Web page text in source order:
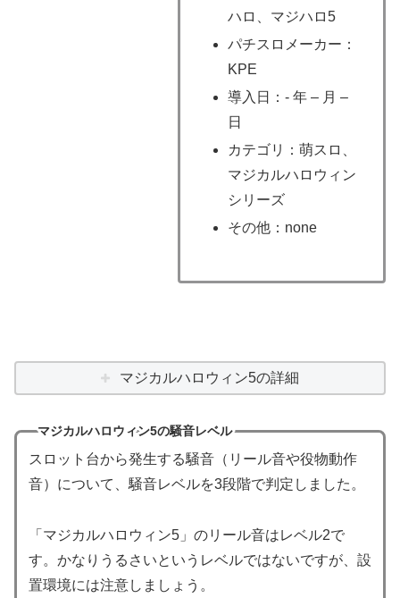
ハロ、マジハロ5
パチスロメーカー：
KPE
導入日：- 年 – 月 –
日
カテゴリ：萌スロ、
マジカルハロウィン
シリーズ
その他：none
マジカルハロウィン5の詳細
マジカルハロウィン5の騒音レベル
スロット台から発生する騒音（リール音や役物動作
音）について、騒音レベルを3段階で判定しました。
「マジカルハロウィン5」のリール音はレベル2で
す。かなりうるさいというレベルではないですが、設
置環境には注意しましょう。